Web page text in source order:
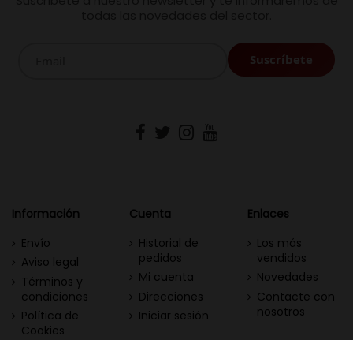
Información
Envío
Aviso legal
Términos y
condiciones
Política de
Cookies
Cuenta
Historial de
pedidos
Mi cuenta
Direcciones
Iniciar sesión
Enlaces
Los más
vendidos
Novedades
Contacte con
nosotros